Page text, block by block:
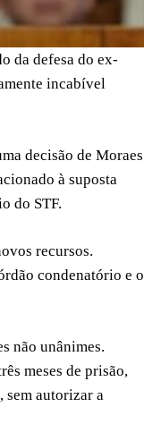
da defesa do ex-
incabível
decisão de Moraes
à suposta
do STF.
recursos.
condenatório e o
não unânimes.
meses de prisão,
sem autorizar a